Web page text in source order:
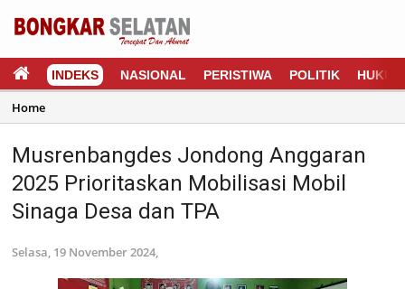
INDEKS NASIONAL PERISTIWA POLITIK HUKUM
Home
Musrenbangdes Jondong Anggaran
2025 Prioritaskan Mobilisasi Mobil
Sinaga Desa dan TPA
Selasa, 19 November 2024,